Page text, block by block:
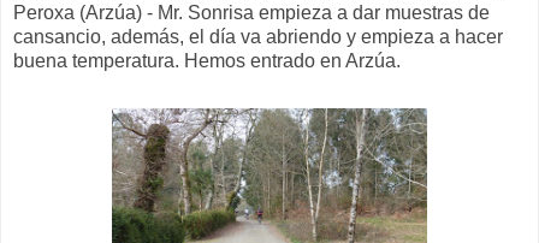
Peroxa (Arzúa) - Mr. Sonrisa empieza a dar muestras de
cansancio, además, el día va abriendo y empieza a hacer
buena temperatura. Hemos entrado en Arzúa.